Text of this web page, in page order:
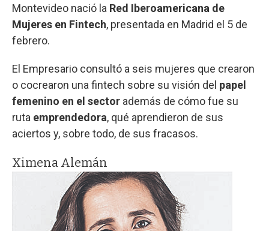
Montevideo nació la Red Iberoamericana de
Mujeres en Fintech, presentada en Madrid el 5 de
febrero.
El Empresario consultó a seis mujeres que crearon
o cocrearon una fintech sobre su visión del papel
femenino en el sector además de cómo fue su
ruta emprendedora, qué aprendieron de sus
aciertos y, sobre todo, de sus fracasos.
Ximena Alemán